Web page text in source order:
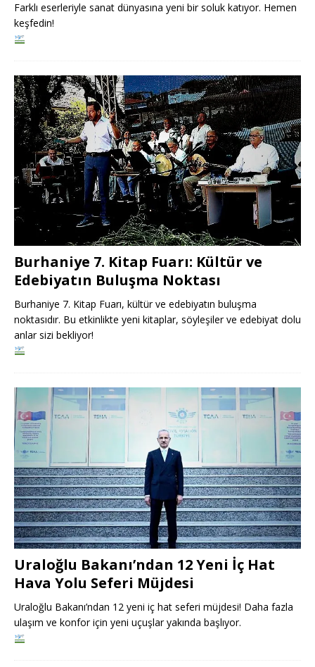
Farklı eserleriyle sanat dünyasına yeni bir soluk katıyor. Hemen
keşfedin!
Burhaniye 7. Kitap Fuarı: Kültür ve
Edebiyatın Buluşma Noktası
Burhaniye 7. Kitap Fuarı, kültür ve edebiyatın buluşma
noktasıdır. Bu etkinlikte yeni kitaplar, söyleşiler ve edebiyat dolu
anlar sizi bekliyor!
Uraloğlu Bakanı’ndan 12 Yeni İç Hat
Hava Yolu Seferi Müjdesi
Uraloğlu Bakanı’ndan 12 yeni iç hat seferi müjdesi! Daha fazla
ulaşım ve konfor için yeni uçuşlar yakında başlıyor.